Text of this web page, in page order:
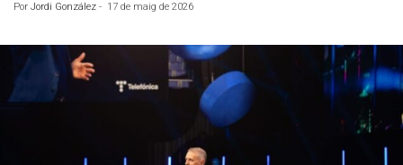
Por Jordi González - 17 de maig de 2026